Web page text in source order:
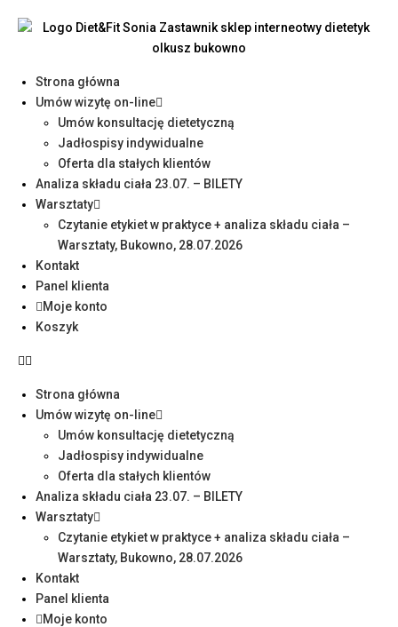
Strona główna
Umów wizytę on-line
Umów konsultację dietetyczną
Jadłospisy indywidualne
Oferta dla stałych klientów
Analiza składu ciała 23.07. – BILETY
Warsztaty
Czytanie etykiet w praktyce + analiza składu ciała –
Warsztaty, Bukowno, 28.07.2026
Kontakt
Panel klienta
Moje konto
Koszyk
Strona główna
Umów wizytę on-line
Umów konsultację dietetyczną
Jadłospisy indywidualne
Oferta dla stałych klientów
Analiza składu ciała 23.07. – BILETY
Warsztaty
Czytanie etykiet w praktyce + analiza składu ciała –
Warsztaty, Bukowno, 28.07.2026
Kontakt
Panel klienta
Moje konto